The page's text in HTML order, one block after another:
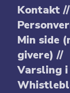
Kontakt //
Min side
givere) //
Varsling i